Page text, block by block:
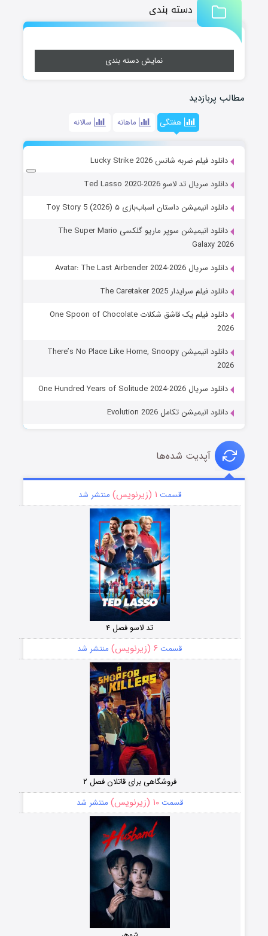
دسته بندی
نمایش دسته بندی
مطالب پربازدید
هفتگی ماهانه سالانه
دانلود فیلم ضربه شانس Lucky Strike 2026
دانلود سریال تد لاسو Ted Lasso 2020-2026
دانلود انیمیشن داستان اسباب‌بازی ۵ Toy Story 5 (2026)
دانلود انیمیشن سوپر ماریو گلکسی The Super Mario
Galaxy 2026
دانلود سریال Avatar: The Last Airbender 2024-2026
دانلود فیلم سرایدار The Caretaker 2025
دانلود فیلم یک قاشق شکلات One Spoon of Chocolate
2026
دانلود انیمیشن There’s No Place Like Home, Snoopy
2026
دانلود سریال One Hundred Years of Solitude 2024-2026
دانلود انیمیشن تکامل Evolution 2026
آپدیت شده‌ها
قسمت ۱ (زیرنویس) منتشر شد
تد لاسو فصل ۴
قسمت ۶ (زیرنویس) منتشر شد
فروشگاهی برای قاتلان فصل ۲
قسمت۱۰ (زیرنویس) منتشر شد